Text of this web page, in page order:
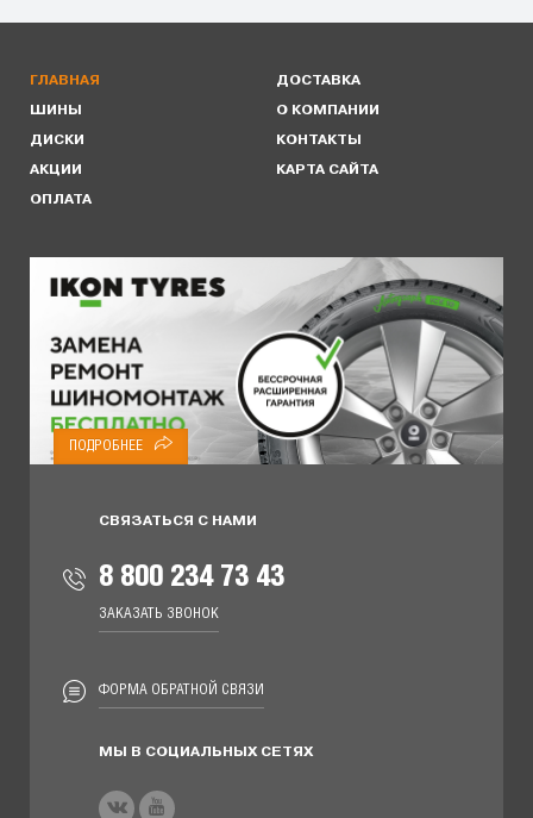
ГЛАВНАЯ
ШИНЫ
ДИСКИ
АКЦИИ
ОПЛАТА
ДОСТАВКА
О КОМПАНИИ
КОНТАКТЫ
КАРТА САЙТА
ПОДРОБНЕЕ
СВЯЗАТЬСЯ С НАМИ
8 800 234 73 43
ЗАКАЗАТЬ ЗВОНОК
ФОРМА ОБРАТНОЙ СВЯЗИ
МЫ В СОЦИАЛЬНЫХ СЕТЯХ